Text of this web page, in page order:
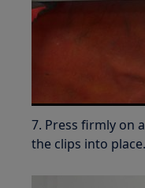
7. Press firmly on
the clips into place.